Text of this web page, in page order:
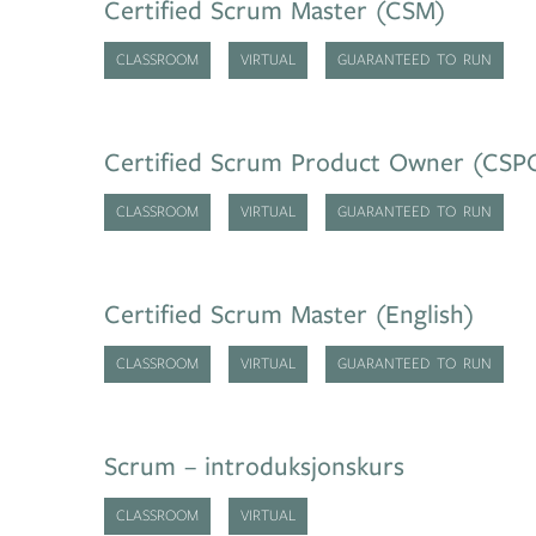
Certified Scrum Master (CSM)
CLASSROOM VIRTUAL GUARANTEED TO RUN
Certified Scrum Product Owner
CLASSROOM VIRTUAL GUARANTEED TO RUN
Certified Scrum Master (English)
CLASSROOM VIRTUAL GUARANTEED TO RUN
Scrum – introduksjonskurs
CLASSROOM VIRTUAL